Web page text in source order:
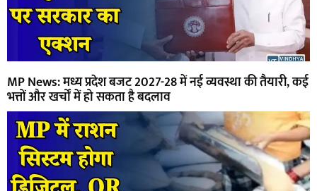
MP News: मध्य प्रदेश बजट 2027-28 में नई व्यवस्था की तैयारी, कई
भत्तों और खर्चों में हो सकता है बदलाव